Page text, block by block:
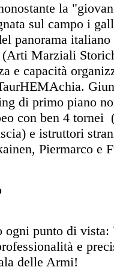
la
sul campo i
panorama italiano
Marziali
e capacità
di primo piano
con ben 4 tornei
e istruttori
Piermarco e
ogni punto di vista:
e
delle Armi!